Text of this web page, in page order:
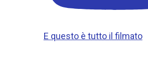
E questo è tutto il filmato